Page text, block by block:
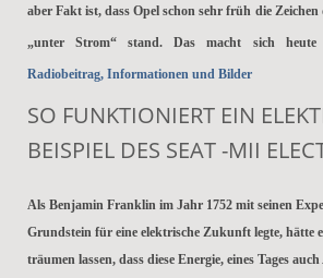
aber Fakt ist, dass Opel schon sehr früh die
„unter Strom“ stand. Das macht sich heute
Radiobeitrag, Informationen und Bilder
SO FUNKTIONIERT EIN
BEISPIEL DES SEAT -MII
Als Benjamin Franklin im Jahr 1752 mit seinen
Grundstein für eine elektrische Zukunft legte, hätte
träumen lassen, dass diese Energie, eines Tages